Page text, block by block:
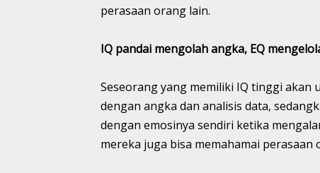
perasaan orang lain.
IQ pandai mengolah angka, EQ
Seseorang yang memiliki IQ tinggi
dengan angka dan analisis data,
dengan emosinya sendiri ketika
mereka juga bisa memahamai perasaan